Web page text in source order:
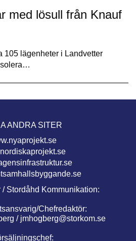
med lösull från Knauf
105 lägenheter i Landvetter
ANDRA SITER
Stordåhd Kommunikation:
Chefredaktör:
/ jmhogberg@storkom.se